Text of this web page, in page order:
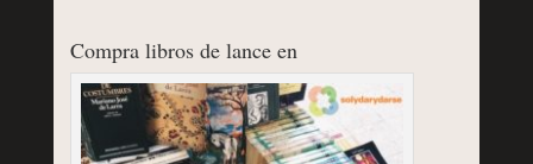
Compra libros de lance en